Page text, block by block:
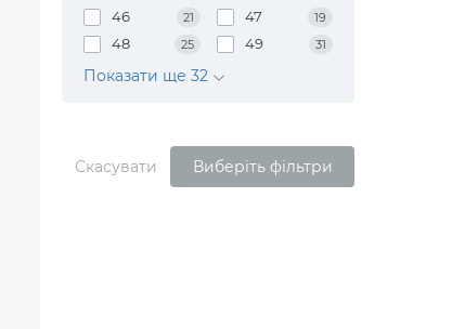
46 21 47 19
48 25 49 31
Показати ще 32
Скасувати Виберіть фільтри